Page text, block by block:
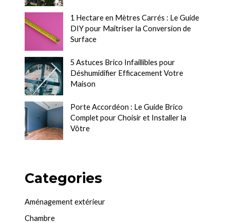
1 Hectare en Mètres Carrés : Le Guide
DIY pour Maîtriser la Conversion de
Surface
5 Astuces Brico Infaillibles pour
Déshumidifier Efficacement Votre
Maison
Porte Accordéon : Le Guide Brico
Complet pour Choisir et Installer la
Vôtre
Categories
Aménagement extérieur
Chambre